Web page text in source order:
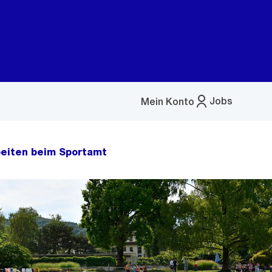
Jobs
Mein Konto
Menü
beim Sportamt